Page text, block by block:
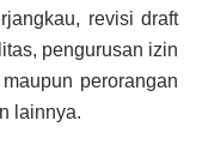
revisi draft
pengurusan izin
perorangan
lainnya.